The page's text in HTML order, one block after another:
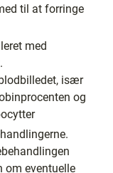
til at forringe
med
især
og
om eventuelle